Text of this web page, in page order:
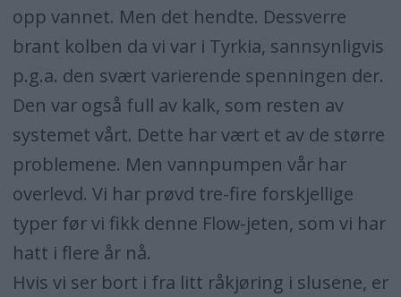
opp vannet. Men det hendte. Dessverre
brant kolben da vi var i Tyrkia, sannsynligvis
p.g.a. den svært varierende spenningen der.
Den var også full av kalk, som resten av
systemet vårt. Dette har vært et av de større
problemene. Men vannpumpen vår har
overlevd. Vi har prøvd tre-fire forskjellige
typer før vi fikk denne Flow-jeten, som vi har
hatt i flere år nå.
Hvis vi ser bort i fra litt råkjøring i slusene, er